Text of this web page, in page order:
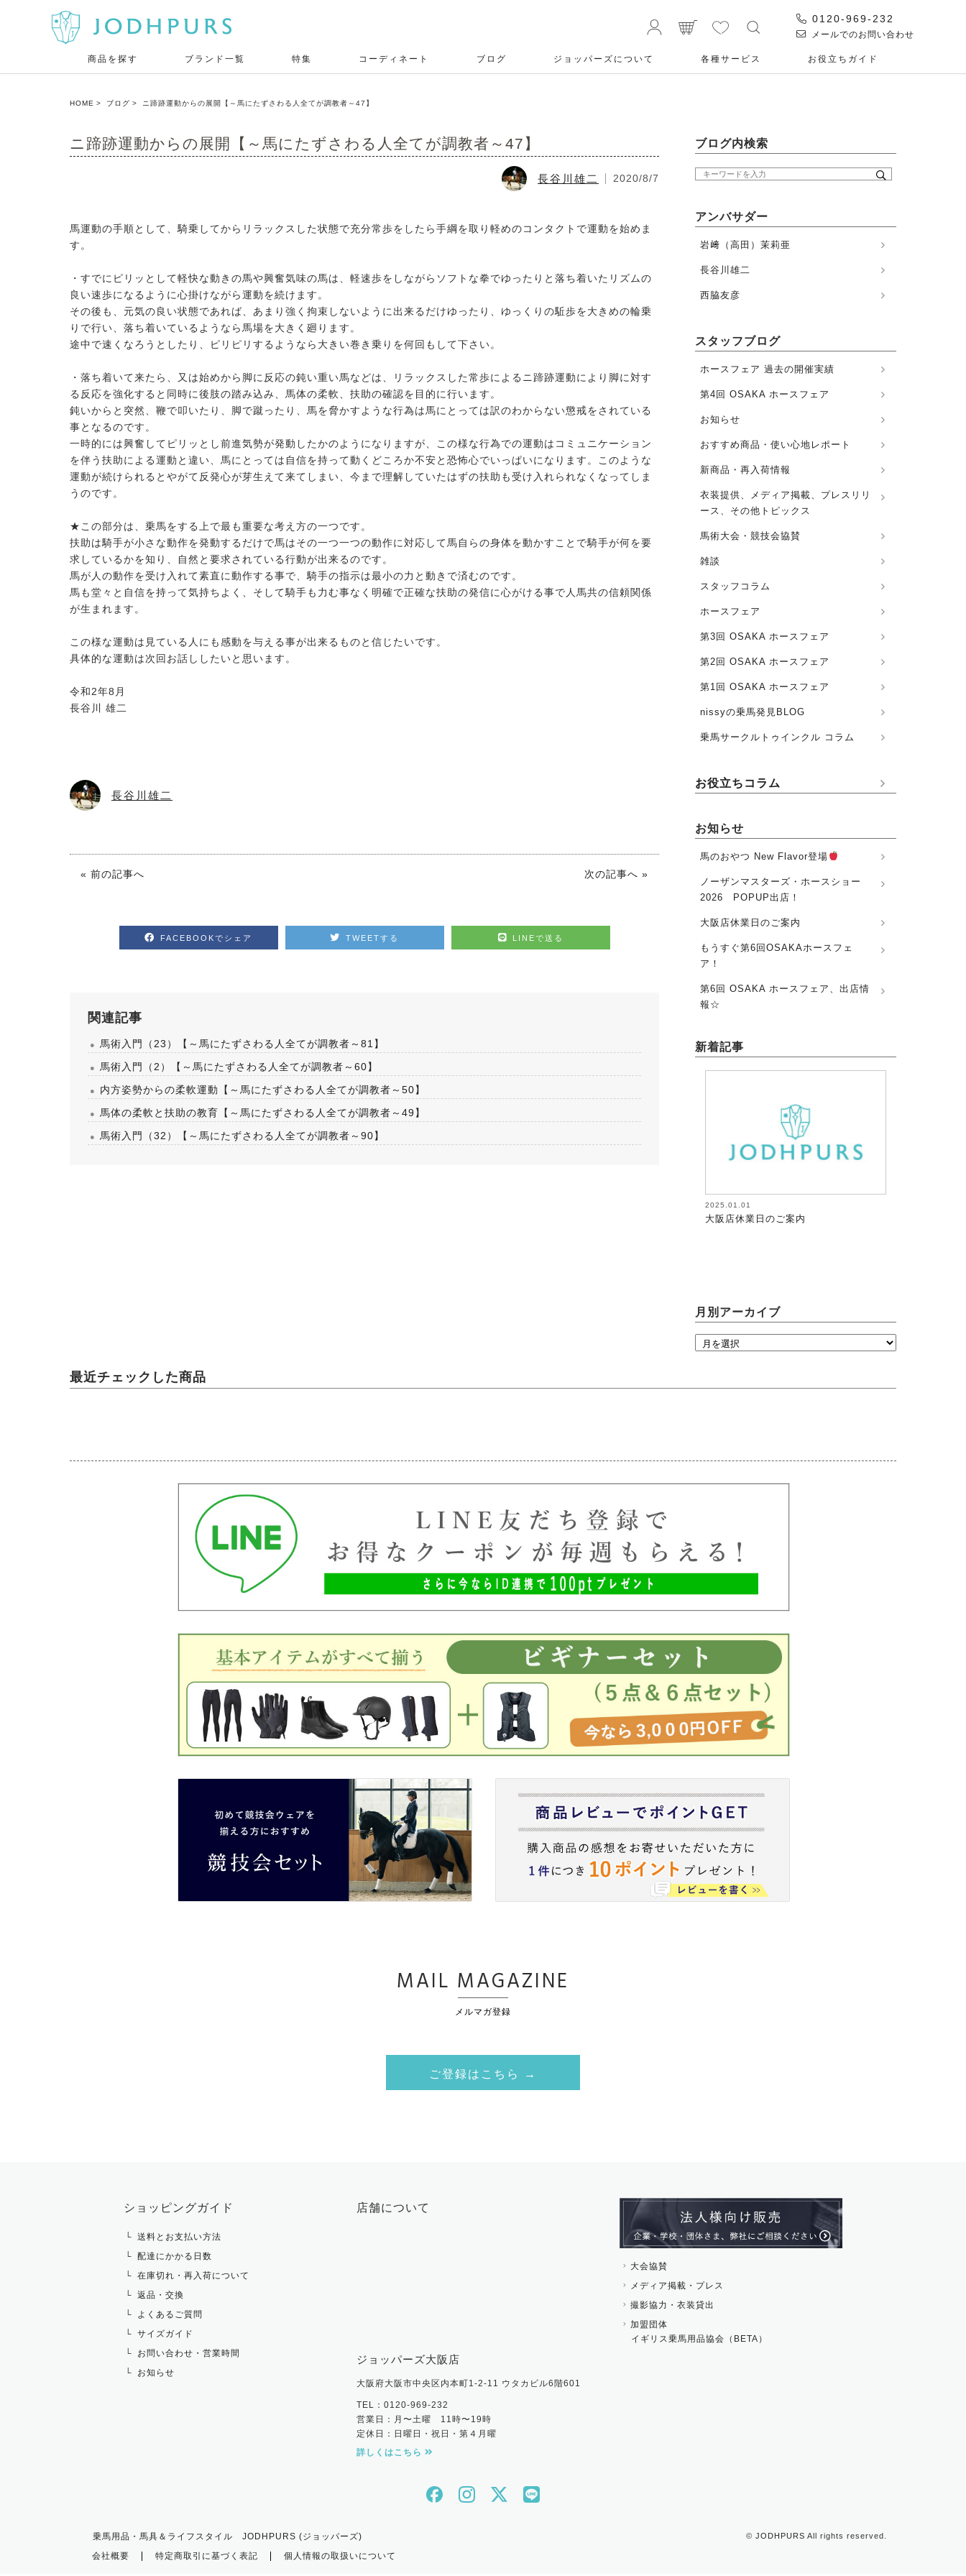
0120-969-232
メールでのお問い合わせ
商品を探す ブランド一覧 特集 コーディネート ブログ ジョッパーズについて 各種サービス お役⽴ちガイド
HOME ブログ ニ蹄跡運動からの展開【～馬にたずさわる人全てが調教者～47】
ニ蹄跡運動からの展開【～馬にたずさわる人全てが調教者～47】
長谷川雄二 2020/8/7
馬運動の手順として、騎乗してからリラックスした状態で充分常歩をしたら手綱を取り軽めのコンタクトで運動を始めま
す。
・すでにピリッとして軽快な動きの馬や興奮気味の馬は、軽速歩をしながらソフトな拳でゆったりと落ち着いたリズムの
良い速歩になるように心掛けながら運動を続けます。
その後も、元気の良い状態であれば、あまり強く拘束しないように出来るだけゆったり、ゆっくりの駈歩を大きめの輪乗
りで行い、落ち着いているようなら馬場を大きく廻ります。
途中で速くなろうとしたり、ピリピリするようなら大きい巻き乗りを何回もして下さい。
・落ち着いて来たら、又は始めから脚に反応の鈍い重い馬などは、リラックスした常歩によるニ蹄跡運動により脚に対す
る反応を強化すると同時に後肢の踏み込み、馬体の柔軟、扶助の確認を目的に行います。
鈍いからと突然、鞭で叩いたり、脚で蹴ったり、馬を脅かすような行為は馬にとっては訳のわからない懲戒をされている
事となるのです。
一時的には興奮してピリッとし前進気勢が発動したかのようになりますが、この様な行為での運動はコミュニケーション
を伴う扶助による運動と違い、馬にとっては自信を持って動くどころか不安と恐怖心でいっぱいになります。このような
運動が続けられるとやがて反発心が芽生えて来てしまい、今まで理解していたはずの扶助も受け入れられなくなってしま
うのです。
★この部分は、乗馬をする上で最も重要な考え方の一つです。
扶助は騎手が小さな動作を発動するだけで馬はその一つ一つの動作に対応して馬自らの身体を動かすことで騎手が何を要
求しているかを知り、自然と要求されている行動が出来るのです。
馬が人の動作を受け入れて素直に動作する事で、騎手の指示は最小の力と動きで済むのです。
馬も堂々と自信を持って気持ちよく、そして騎手も力む事なく明確で正確な扶助の発信に心がける事で人馬共の信頼関係
が生まれます。
この様な運動は見ている人にも感動を与える事が出来るものと信じたいです。
具体的な運動は次回お話ししたいと思います。
令和2年8月
長谷川 雄二
長谷川雄二
« 前の記事へ 次の記事へ »
FACEBOOKでシェア TWEETする LINEで送る
関連記事
馬術入門（23）【～馬にたずさわる人全てが調教者～81】
馬術入門（2）【～馬にたずさわる人全てが調教者～60】
内方姿勢からの柔軟運動【～馬にたずさわる人全てが調教者～50】
馬体の柔軟と扶助の教育【～馬にたずさわる人全てが調教者～49】
馬術入門（32）【～馬にたずさわる人全てが調教者～90】
ブログ内検索
アンバサダー
岩﨑（高田）茉莉亜
長谷川雄二
西脇友彦
スタッフブログ
ホースフェア 過去の開催実績
第4回 OSAKA ホースフェア
お知らせ
おすすめ商品・使い心地レポート
新商品・再入荷情報
衣装提供、メディア掲載、プレスリリ
ース、その他トピックス
馬術大会・競技会協賛
雑談
スタッフコラム
ホースフェア
第3回 OSAKA ホースフェア
第2回 OSAKA ホースフェア
第1回 OSAKA ホースフェア
nissyの乗馬発見BLOG
乗馬サークルトゥインクル コラム
お役立ちコラム
お知らせ
馬のおやつ New Flavor登場
ノーザンマスターズ・ホースショー
2026 POPUP出店！
大阪店休業日のご案内
もうすぐ第6回OSAKAホースフェ
ア！
第6回 OSAKA ホースフェア、出店情
報☆
新着記事
2025.01.01
大阪店休業日のご案内
月別アーカイブ
最近チェックした商品
MAIL MAGAZINE
メルマガ登録
ご登録はこちら →
ショッピングガイド
送料とお支払い方法
配達にかかる日数
在庫切れ・再入荷について
返品・交換
よくあるご質問
サイズガイド
お問い合わせ・営業時間
お知らせ
店舗について
ジョッパーズ大阪店
大阪府大阪市中央区内本町1-2-11 ウタカビル6階601
TEL：0120-969-232
営業日：月〜土曜 11時〜19時
定休日：日曜日・祝日・第４月曜
詳しくはこちら
大会協賛
メディア掲載・プレス
撮影協力・衣装貸出
加盟団体
イギリス乗馬用品協会（BETA）
乗馬用品・馬具＆ライフスタイル JODHPURS (ジョッパーズ)
会社概要
特定商取引に基づく表記 個人情報の取扱いについて
© JODHPURS All rights reserved.